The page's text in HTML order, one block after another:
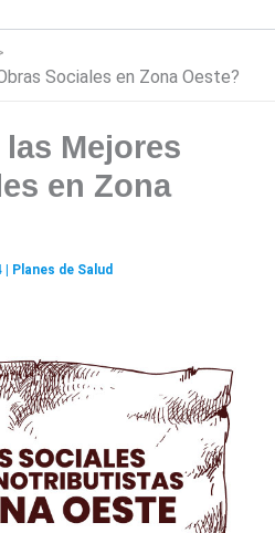
Sociales en Zona Oeste?
Mejores
en Zona
Planes de Salud